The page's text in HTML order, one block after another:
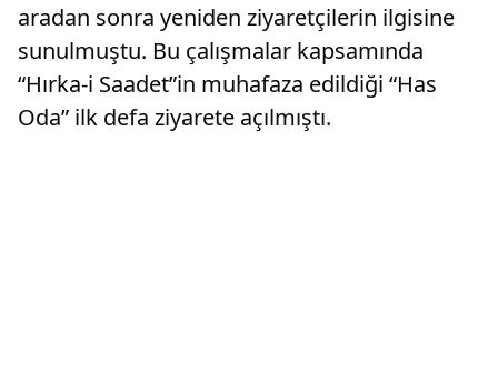
aradan sonra yeniden ziyaretçilerin ilgisine
sunulmuştu. Bu çalışmalar kapsamında
“Hırka-i Saadet”in muhafaza edildiği “Has
Oda” ilk defa ziyarete açılmıştı.